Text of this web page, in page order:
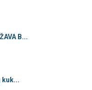
B...
kuk...